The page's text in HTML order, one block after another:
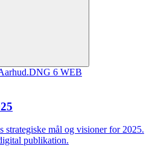
strategiske mål og visioner for 2025.
publikation.